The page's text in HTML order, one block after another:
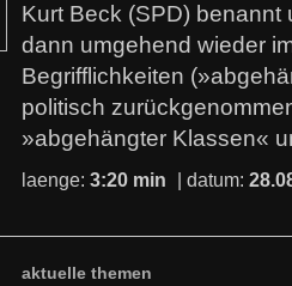
Kurt Beck (SPD)
dann umgehend wieder
Begrifflichkeiten
politisch
»abgehängter Klassen«
laenge: 3:20 min | datum:
aktuelle themen